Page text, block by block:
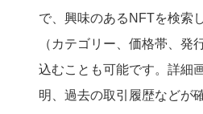
で、興味のあるNFTを検索
（カテゴリー、価格帯、発
込むことも可能です。詳細
明、過去の取引履歴などが